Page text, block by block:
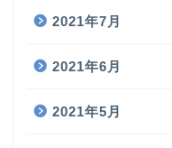
2021年7月
2021年6月
2021年5月